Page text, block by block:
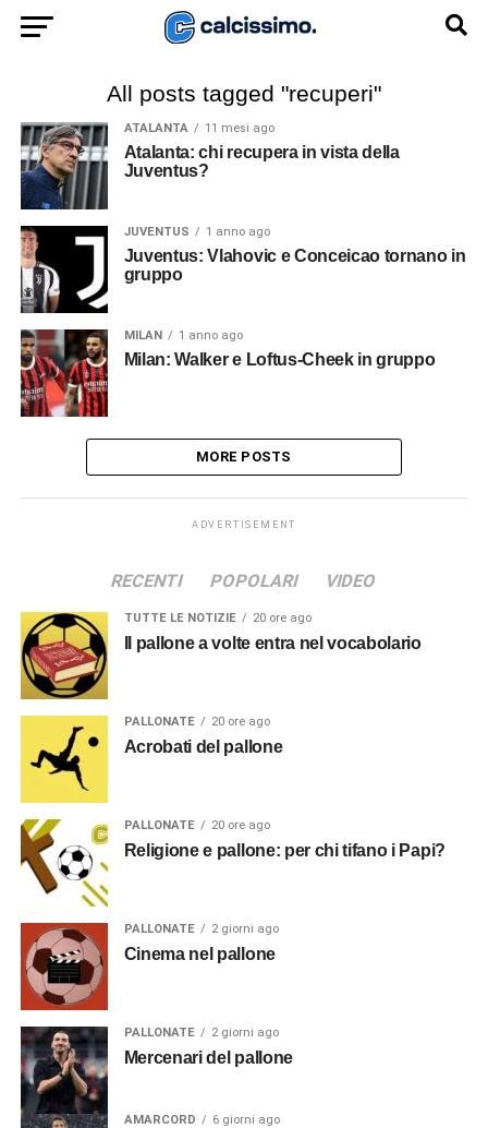
All posts tagged "recuperi"
ATALANTA 11 mesi ago
Atalanta: chi recupera in vista della
Juventus?
JUVENTUS 1 anno ago
Juventus: Vlahovic e Conceicao tornano in
gruppo
MILAN 1 anno ago
Milan: Walker e Loftus-Cheek in gruppo
MORE POSTS
ADVERTISEMENT
RECENTI POPOLARI VIDEO
TUTTE LE NOTIZIE 20 ore ago
Il pallone a volte entra nel vocabolario
PALLONATE 20 ore ago
Acrobati del pallone
PALLONATE 20 ore ago
Religione e pallone: per chi tifano i Papi?
PALLONATE 2 giorni ago
Cinema nel pallone
PALLONATE 2 giorni ago
Mercenari del pallone
AMARCORD 6 giorni ago